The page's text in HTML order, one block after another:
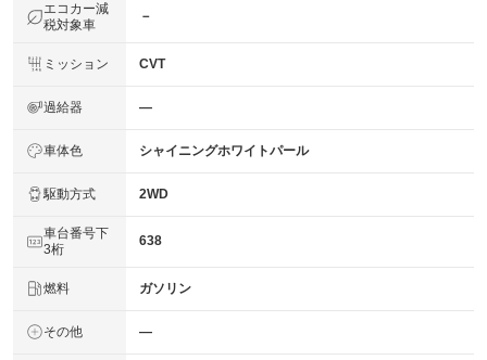
エコカー減
税対象車
－
ミッション CVT
過給器 ―
車体色 シャイニングホワイトパール
駆動方式 2WD
車台番号下
3桁
638
燃料 ガソリン
その他 ―